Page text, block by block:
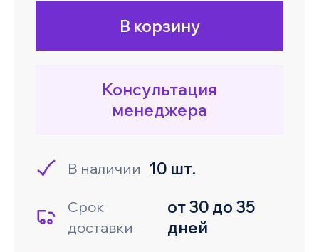
В корзину
Консультация
менеджера
В наличии 10 шт.
Срок
доставки
от 30 до 35
дней